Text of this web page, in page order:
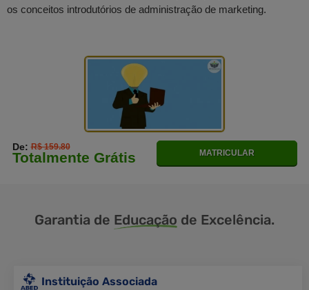
os conceitos introdutórios de administração de marketing.
De:R$ 159.80
Totalmente Grátis MATRICULAR
Garantia de Educação de Excelência.
Instituição Associada